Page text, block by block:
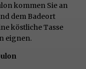
kommen Sie an
dem Badeort
köstliche Tasse
eignen.